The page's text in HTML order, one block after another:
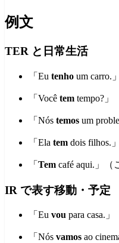
例文
TER と日常生活
「Eu tenho um carro.
「Você tem tempo?」
「Nós temos um
「Ela tem dois filhos.
「 Tem café aqui.」（
IR で表す移動・予定
「Eu vou para casa.」
「Nós vamos ao